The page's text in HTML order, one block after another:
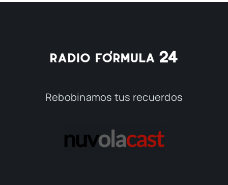
Rebobinamos tus recuerdos